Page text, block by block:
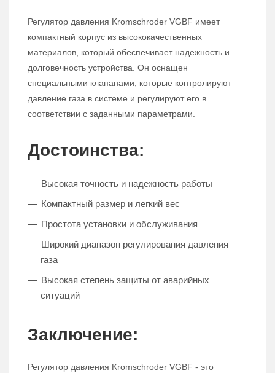
Регулятор давления Kromschroder VGBF имеет
компактный корпус из высококачественных
материалов, который обеспечивает надежность и
долговечность устройства. Он оснащен
специальными клапанами, которые контролируют
давление газа в системе и регулируют его в
соответствии с заданными параметрами.
Достоинства:
Высокая точность и надежность работы
Компактный размер и легкий вес
Простота установки и обслуживания
Широкий диапазон регулирования давления
газа
Высокая степень защиты от аварийных
ситуаций
Заключение:
Регулятор давления Kromschroder VGBF - это